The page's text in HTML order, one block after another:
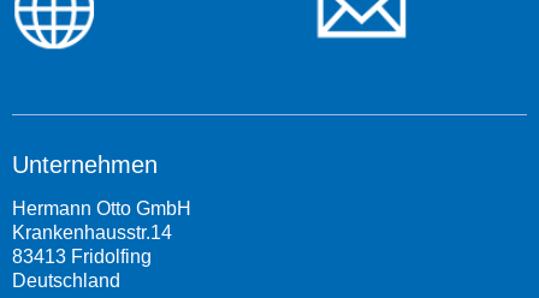
Unternehmen
Hermann Otto GmbH
Krankenhausstr.14
83413 Fridolfing
Deutschland